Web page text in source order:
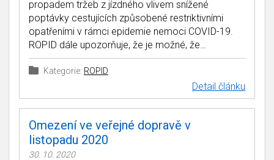
propadem tržeb z jízdného vlivem snížené
poptávky cestujících způsobené restriktivními
opatřeními v rámci epidemie nemoci COVID-19.
ROPID dále upozorňuje, že je možné, že…
Kategorie: ROPID
Detail článku
Omezení ve veřejné dopravě v
listopadu 2020
30. 10. 2020